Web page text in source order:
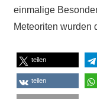
einmalige
Meteoriten wurden
teilen
teilen